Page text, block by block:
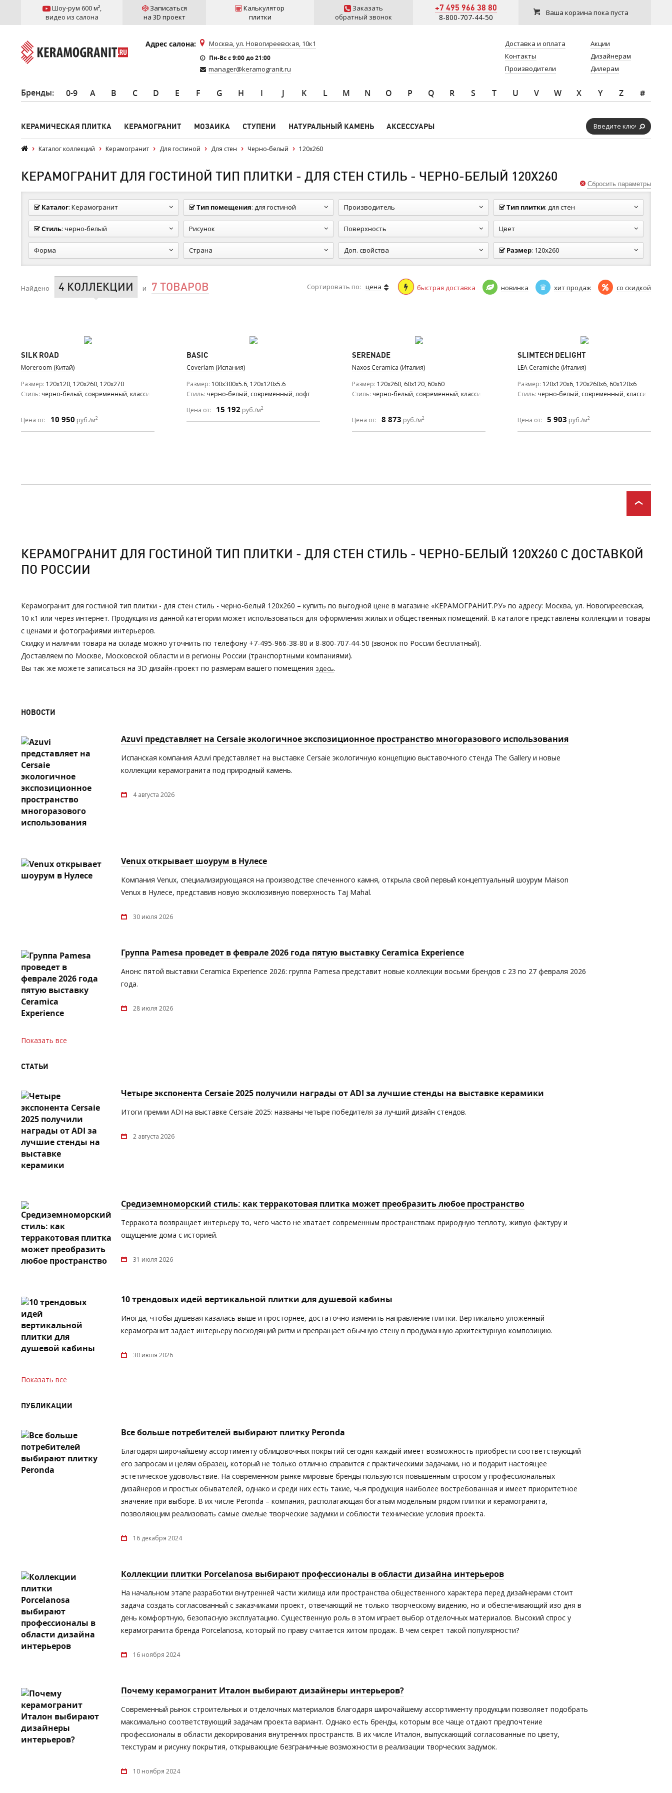
Шоу-рум 600 м²,
видео из салона
Записаться
на 3D проект
Калькулятор
плитки
Заказать
обратный звонок
+7 495 966 38 80
8-800-707-44-50 Ваша корзина пока пуста
Адрес салона: Москва, ул. Новогиреевская, 10к1
Пн-Вс c 9:00 до 21:00
manager@keramogranit.ru
Доставка и оплата
Контакты
Производители
Акции
Дизайнерам
Дилерам
Бренды: 0-9 A B C D E F G H I J K L M N O P Q R S T U V W X Y Z #
КЕРАМИЧЕСКАЯ ПЛИТКА КЕРАМОГРАНИТ МОЗАИКА СТУПЕНИ НАТУРАЛЬНЫЙ КАМЕНЬ АКСЕССУАРЫ
Каталог коллекций Керамогранит Для гостиной Для стен Черно-белый 120x260
КЕРАМОГРАНИТ ДЛЯ ГОСТИНОЙ ТИП ПЛИТКИ - ДЛЯ СТЕН СТИЛЬ - ЧЕРНО-БЕЛЫЙ 120Х260
Каталог: Керамогранит Тип помещения: для гостиной Производитель Тип плитки: для стен
Стиль: черно-белый Рисунок Поверхность Цвет
Форма Страна Доп. свойства Размер: 120x260
Сбросить параметры
Найдено 4 КОЛЛЕКЦИИ и 7 ТОВАРОВ Сортировать по: цена быстрая доставка новинка хит продаж со скидкой
SILK ROAD
Moreroom (Китай)
Размер 120x120, 120x260, 120x270
Стиль черно-белый, современный, классический
Цена от: 10 950 руб./м2
BASIC
Coverlam (Испания)
Размер 100x300x5.6, 120x120x5.6
Стиль черно-белый, современный, лофт
Цена от:
15 192 руб./м2
SERENADE
Naxos Ceramica (Италия)
Размер 120x260, 60x120, 60x60
Стиль черно-белый, современный, классический, средиземноморский, модерн, ар деко
Цена от: 8 873 руб./м2
SLIMTECH DELIGHT
LEA Ceramiche (Италия)
Размер 120x120x6, 120x260x6, 60x120x6
Стиль черно-белый, современный, классический
Цена от: 5 903 руб./м2
КЕРАМОГРАНИТ ДЛЯ ГОСТИНОЙ ТИП ПЛИТКИ - ДЛЯ СТЕН СТИЛЬ - ЧЕРНО-БЕЛЫЙ 120Х260 С ДОСТАВКОЙ
ПО РОССИИ
Керамогранит для гостиной тип плитки - для стен стиль - черно-белый 120х260 – купить по выгодной цене в магазине «КЕРАМОГРАНИТ.РУ» по адресу: Москва, ул. Новогиреевская,
10 к1 или через интернет. Продукция из данной категории может использоваться для оформления жилых и общественных помещений. В каталоге представлены коллекции и товары
с ценами и фотографиями интерьеров.
Скидку и наличии товара на складе можно уточнить по телефону +7-495-966-38-80 и 8-800-707-44-50 (звонок по России бесплатный).
Доставляем по Москве, Московской области и в регионы России (транспортными компаниями).
Вы так же можете записаться на 3D дизайн-проект по размерам вашего помещения здесь.
НОВОСТИ
Azuvi представляет на Cersaie экологичное экспозиционное пространство многоразового использования
Испанская компания Azuvi представляет на выставке Cersaie экологичную концепцию выставочного стенда The Gallery и новые
коллекции керамогранита под природный камень.
4 августа 2026
Venux открывает шоурум в Нулесе
Компания Venux, специализирующаяся на производстве спеченного камня, открыла свой первый концептуальный шоурум Maison
Venux в Нулесе, представив новую эксклюзивную поверхность Taj Mahal.
30 июля 2026
Группа Pamesa проведет в феврале 2026 года пятую выставку Ceramica Experience
Анонс пятой выставки Ceramica Experience 2026: группа Pamesa представит новые коллекции восьми брендов с 23 по 27 февраля 2026
года.
28 июля 2026
Показать все
СТАТЬИ
Четыре экспонента Cersaie 2025 получили награды от ADI за лучшие стенды на выставке керамики
Итоги премии ADI на выставке Cersaie 2025: названы четыре победителя за лучший дизайн стендов.
2 августа 2026
Средиземноморский стиль: как терракотовая плитка может преобразить любое пространство
Терракота возвращает интерьеру то, чего часто не хватает современным пространствам: природную теплоту, живую фактуру и
ощущение дома с историей.
31 июля 2026
10 трендовых идей вертикальной плитки для душевой кабины
Иногда, чтобы душевая казалась выше и просторнее, достаточно изменить направление плитки. Вертикально уложенный
керамогранит задает интерьеру восходящий ритм и превращает обычную стену в продуманную архитектурную композицию.
30 июля 2026
Показать все
ПУБЛИКАЦИИ
Все больше потребителей выбирают плитку Peronda
Благодаря широчайшему ассортименту облицовочных покрытий сегодня каждый имеет возможность приобрести соответствующий
его запросам и целям образец, который не только отлично справится с практическими задачами, но и подарит настоящее
эстетическое удовольствие. На современном рынке мировые бренды пользуются повышенным спросом у профессиональных
дизайнеров и простых обывателей, однако и среди них есть такие, чья продукция наиболее востребованная и имеет приоритетное
значение при выборе. В их числе Peronda – компания, располагающая богатым модельным рядом плитки и керамогранита,
позволяющим реализовать самые смелые творческие задумки и соблюсти технические условия проекта.
16 декабря 2024
Коллекции плитки Porcelanosa выбирают профессионалы в области дизайна интерьеров
На начальном этапе разработки внутренней части жилища или пространства общественного характера перед дизайнерами стоит
задача создать согласованный с заказчиками проект, отвечающий не только творческому видению, но и обеспечивающий изо дня в
день комфортную, безопасную эксплуатацию. Существенную роль в этом играет выбор отделочных материалов. Высокий спрос у
керамогранита бренда Porcelanosa, который по праву считается хитом продаж. В чем секрет такой популярности?
16 ноября 2024
Почему керамогранит Италон выбирают дизайнеры интерьеров?
Современный рынок строительных и отделочных материалов благодаря широчайшему ассортименту продукции позволяет подобрать
максимально соответствующий задачам проекта вариант. Однако есть бренды, которым все чаще отдают предпочтение
профессионалы в области декорирования внутренних пространств. В их числе Италон, выпускающий согласованные по цвету,
текстурам и рисунку покрытия, открывающие безграничные возможности в реализации творческих задумок.
10 ноября 2024